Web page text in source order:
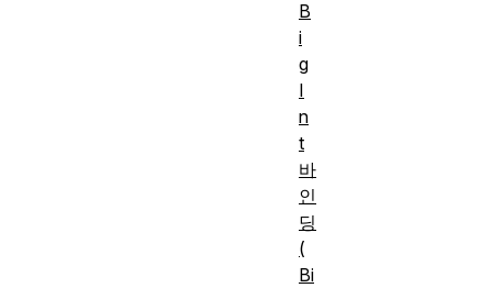
B
i
g
I
n
t
바
인
딩
(
Bi